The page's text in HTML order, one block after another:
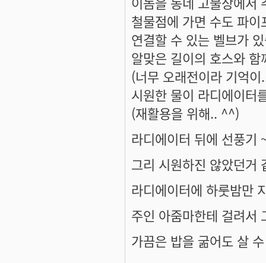
철물점에 가면 수도 파
연결할 수 있는 벨브가
알맞은 길이의 호스와
(너무 오래전이라 기억
시원한 물이 라디에이터
(재활용을 위해.. ^^)
라디에이터 뒤에 선풍기
그리 시원하진 않았던거
라디에이터에 하룻밤만
주인 아줌마한테 걸려서
가끔은 밥을 굶어도 살